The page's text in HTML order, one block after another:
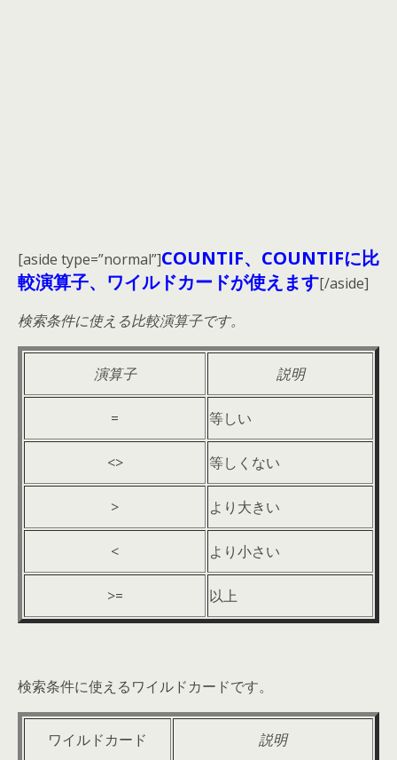
[aside type=”normal”]COUNTIF、COUNTIFに比
較演算子、ワイルドカードが使えます[/aside]
検索条件に使える比較演算子です。
演算子 説明
= 等しい
<> 等しくない
> より大きい
< より小さい
>= 以上
検索条件に使えるワイルドカードです。
ワイルドカード 説明